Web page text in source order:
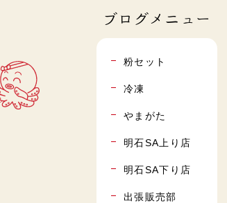
ブログメニュー
粉セット
冷凍
やまがた
明石SA上り店
明石SA下り店
出張販売部